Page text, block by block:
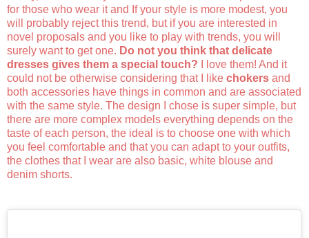
for those who wear it and If your style is more modest, you
will probably reject this trend, but if you are interested in
novel proposals and you like to play with trends, you will
surely want to get one. Do not you think that delicate
dresses gives them a special touch? I love them! And it
could not be otherwise considering that I like chokers and
both accessories have things in common and are associated
with the same style. The design I chose is super simple, but
there are more complex models everything depends on the
taste of each person, the ideal is to choose one with which
you feel comfortable and that you can adapt to your outfits,
the clothes that I wear are also basic, white blouse and
denim shorts.